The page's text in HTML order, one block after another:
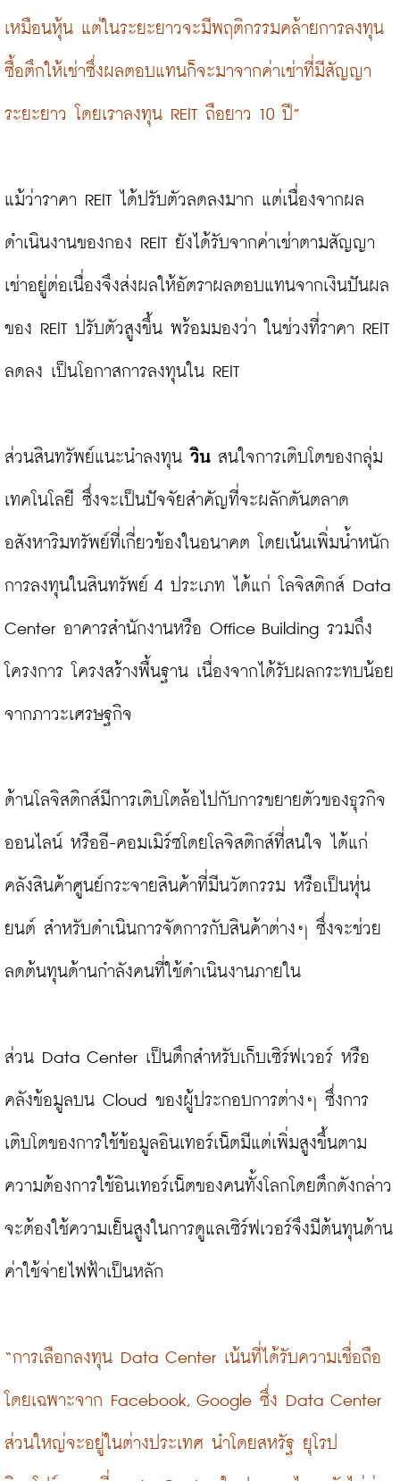
เหมือนหุ้น แต่ในระยะยาวจะมีพฤติกรรมคล้ายการลงทุน
ซื้อตึกให้เช่าซึ่งผลตอบแทนก็จะมาจากค่าเช่าที่มีสัญญา
ระยะยาว โดยเราลงทุน REIT ถือยาว 10 ปี”
แม้ว่าราคา REIT ได้ปรับตัวลดลงมาก แต่เนื่องจากผล
ดำเนินงานของกอง REIT ยังได้รับจากค่าเช่าตามสัญญา
เช่าอยู่ต่อเนื่องจึงส่งผลให้อัตราผลตอบแทนจากเงินปันผล
ของ REIT ปรับตัวสูงขึ้น พร้อมมองว่า ในช่วงที่ราคา REIT
ลดลง เป็นโอกาสการลงทุนใน REIT
ส่วนสินทรัพย์แนะนำลงทุน วิน สนใจการเติบโตของกลุ่ม
เทคโนโลยี ซึ่งจะเป็นปัจจัยสำคัญที่จะผลักดันตลาด
อสังหาริมทรัพย์ที่เกี่ยวข้องในอนาคต โดยเน้นเพิ่มน้ำหนัก
การลงทุนในสินทรัพย์ 4 ประเภท ได้แก่ โลจิสติกส์ Data
Center อาคารสำนักงานหรือ Office Building รวมถึง
โครงการ โครงสร้างพื้นฐาน เนื่องจากได้รับผลกระทบน้อย
จากภาวะเศรษฐกิจ
ด้านโลจิสติกส์มีการเติบโตล้อไปกับการขยายตัวของธุรกิจ
ออนไลน์ หรืออี-คอมเมิร์ซโดยโลจิสติกส์ที่สนใจ ได้แก่
คลังสินค้าศูนย์กระจายสินค้าที่มีนวัตกรรม หรือเป็นหุ่น
ยนต์ สำหรับดำเนินการจัดการกับสินค้าต่างๆ ซึ่งจะช่วย
ลดต้นทุนด้านกำลังคนที่ใช้ดำเนินงานภายใน
ส่วน Data Center เป็นตึกสำหรับเก็บเซิร์ฟเวอร์ หรือ
คลังข้อมูลบน Cloud ของผู้ประกอบการต่างๆ ซึ่งการ
เติบโตของการใช้ข้อมูลอินเทอร์เน็ตมีแต่เพิ่มสูงขึ้นตาม
ความต้องการใช้อินเทอร์เน็ตของคนทั้งโลกโดยตึกดังกล่าว
จะต้องใช้ความเย็นสูงในการดูแลเซิร์ฟเวอร์จึงมีต้นทุนด้าน
ค่าใช้จ่ายไฟฟ้าเป็นหลัก
“การเลือกลงทุน Data Center เน้นที่ได้รับความเชื่อถือ
โดยเฉพาะจาก Facebook, Google ซึ่ง Data Center
ส่วนใหญ่จะอยู่ในต่างประเทศ นำโดยสหรัฐ ยุโรป